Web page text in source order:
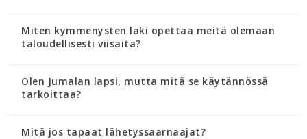
Miten kymmenysten laki opettaa meitä olemaan
taloudellisesti viisaita?
Olen Jumalan lapsi, mutta mitä se käytännössä
tarkoittaa?
Mitä jos tapaat lähetyssaarnaajat?